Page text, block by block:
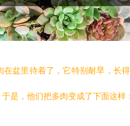
在盆里待着了，它特别耐旱，长
是，他们把多肉变成了下面这样：